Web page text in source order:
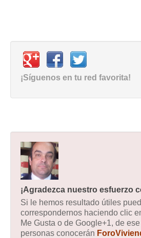
¡Síguenos en tu red favorita!
¡Agradezca nuestro esfuerzo
Si le hemos resultado útiles
correspondernos haciendo clic
Me Gusta o de Google+1, de
personas conocerán